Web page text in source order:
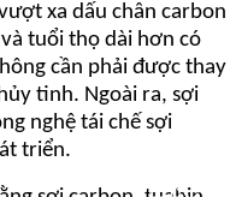
xa dấu chân carbon
tuổi thọ dài hơn có
cần phải được thay
tinh. Ngoài ra, sợi
nghệ tái chế sợi
triển.